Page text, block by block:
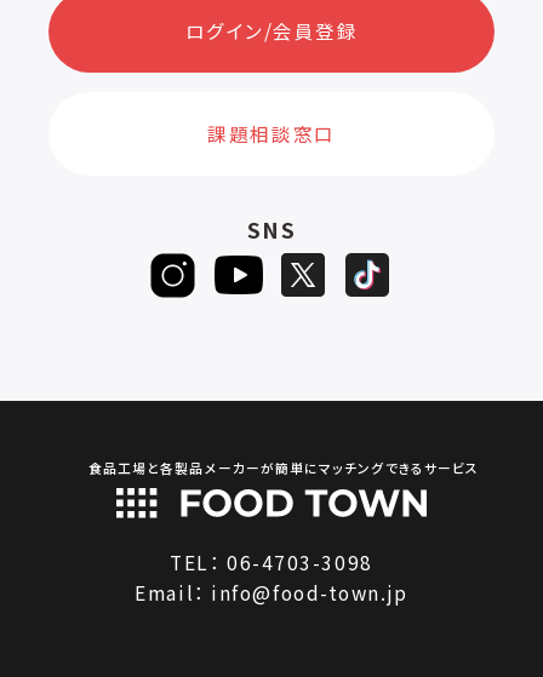
ログイン/会員登録
課題相談窓口
SNS
食品工場と各製品メーカーが簡単にマッチングできるサービス
TEL：06-4703-3098
Email： info@food-town.jp